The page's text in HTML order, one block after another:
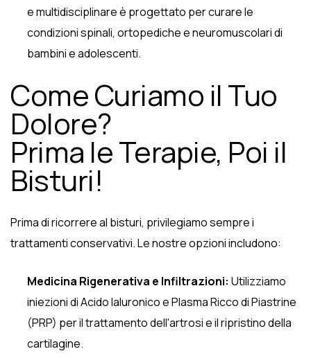
e multidisciplinare è progettato per curare le
condizioni spinali, ortopediche e neuromuscolari di
bambini e adolescenti.
Come Curiamo il Tuo
Dolore?
Prima le Terapie, Poi il
Bisturi!
Prima di ricorrere al bisturi, privilegiamo sempre i
trattamenti conservativi. Le nostre opzioni includono:
Medicina Rigenerativa e Infiltrazioni: Utilizziamo
iniezioni di Acido Ialuronico e Plasma Ricco di Piastrine
(PRP) per il trattamento dell'artrosi e il ripristino della
cartilagine.